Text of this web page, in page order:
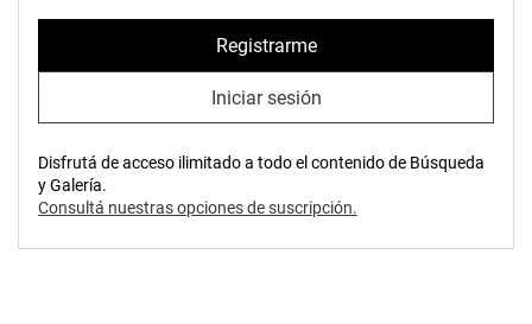
Registrarme
Iniciar sesión
Disfrutá de acceso ilimitado a todo el contenido de Búsqueda
y Galería.
Consultá nuestras opciones de suscripción.